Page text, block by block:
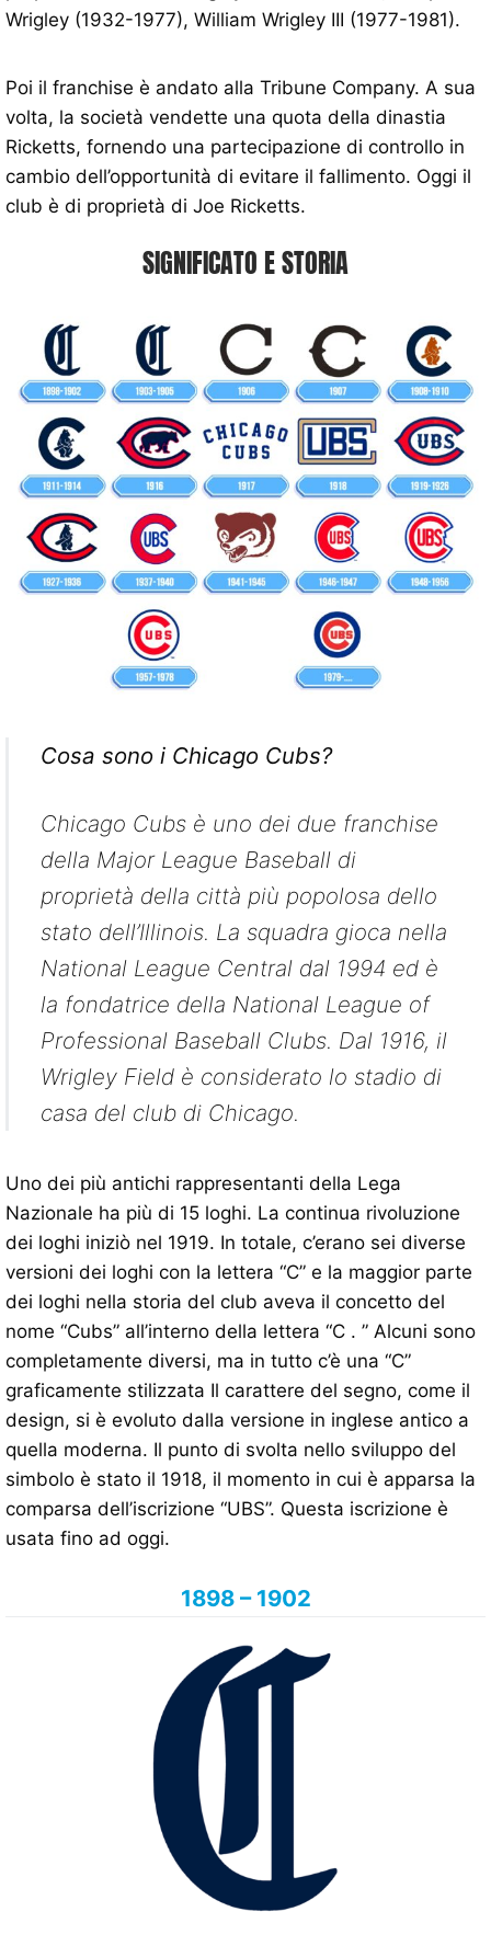
Wrigley (1932-1977), William Wrigley III (1977-1981).
Poi il franchise è andato alla Tribune Company. A sua
volta, la società vendette una quota della dinastia
Ricketts, fornendo una partecipazione di controllo in
cambio dell’opportunità di evitare il fallimento. Oggi il
club è di proprietà di Joe Ricketts.
SIGNIFICATO E STORIA
Cosa sono i Chicago Cubs?
Chicago Cubs è uno dei due franchise
della Major League Baseball di
proprietà della città più popolosa dello
stato dell’Illinois. La squadra gioca nella
National League Central dal 1994 ed è
la fondatrice della National League of
Professional Baseball Clubs. Dal 1916, il
Wrigley Field è considerato lo stadio di
casa del club di Chicago.
Uno dei più antichi rappresentanti della Lega
Nazionale ha più di 15 loghi. La continua rivoluzione
dei loghi iniziò nel 1919. In totale, c’erano sei diverse
versioni dei loghi con la lettera “C” e la maggior parte
dei loghi nella storia del club aveva il concetto del
nome “Cubs” all’interno della lettera “C . ” Alcuni sono
completamente diversi, ma in tutto c’è una “C”
graficamente stilizzata Il carattere del segno, come il
design, si è evoluto dalla versione in inglese antico a
quella moderna. Il punto di svolta nello sviluppo del
simbolo è stato il 1918, il momento in cui è apparsa la
comparsa dell’iscrizione “UBS”. Questa iscrizione è
usata fino ad oggi.
1898 – 1902